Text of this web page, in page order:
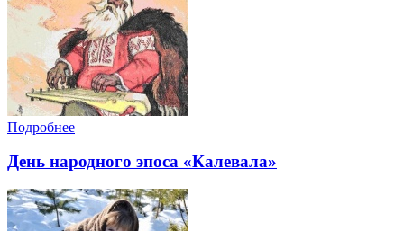
Подробнее
День народного эпоса «Калевала»